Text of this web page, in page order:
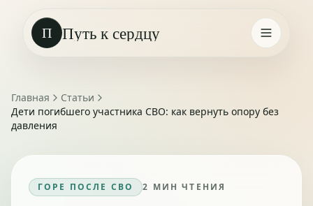
П Путь к сердцу
Главная
Статьи
Дети погибшего участника СВО: как вернуть опору без
давления
ГОРЕ ПОСЛЕ СВО 2 МИН ЧТЕНИЯ